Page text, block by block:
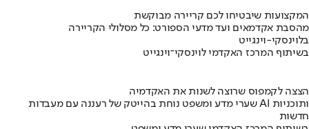
המקצועות שיבטיחו לכם קריירה מבוקשת
מהסבת אקדמאים ועד מדעי הספורט: כל מסלולי הקריירה
בלוינסקי-וינגייט
בשיתוף המרכז האקדמי לוינסקי־וינגייט
הצצה לקמפוס שרוצה לשנות את האקדמיה
שערי מדע ומשפט נוחת בהייטק של רעננה עם מעבדות AI ותוכניות
חדשות